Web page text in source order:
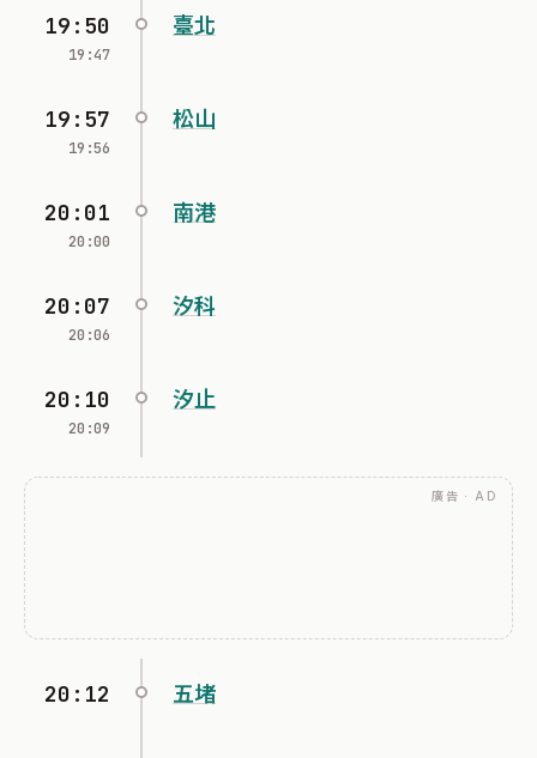
19:50
19:47
臺北
19:57
19:56
松山
20:01
20:00
南港
20:07
20:06
汐科
20:10
20:09
汐止
廣告 · AD
20:12 五堵